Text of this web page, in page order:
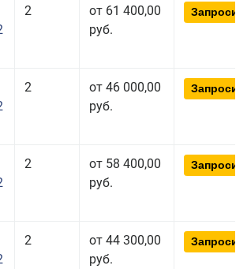
2
от 61 400,00
руб.
2
от 46 000,00
руб.
2
от 58 400,00
руб.
2
от 44 300,00
руб.